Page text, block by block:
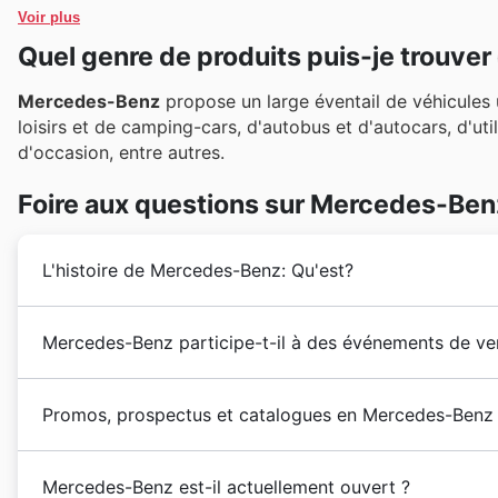
Voir plus
Quel genre de produits puis-je
Mercedes-Benz propose un large éventail de
loisirs et de camping-cars, d'autobus et d'autocars,
d'occasion, entre autres.
Foire aux questions sur Mercedes-
L'histoire de Mercedes-Benz: Qu'est?
brevetée en janvier 1886. Les premiers véhicules de
décennies suivantes, l'entreprise a pu se développer
commercialisant ses véhicules dans des pays tels que
véhicules haut de gamme au monde.
Mercedes-Benz participe-t-il à des événements de
vous permettant de découvrir les dernièresoffres
vous recherchez desventes de printemps, des
ou des promotions d'hiver , Mercedes-Benz est
Promos, prospectus et catalogues en Mercedes-Benz
Mercedes-Benz est-il actuellement ouvert ?